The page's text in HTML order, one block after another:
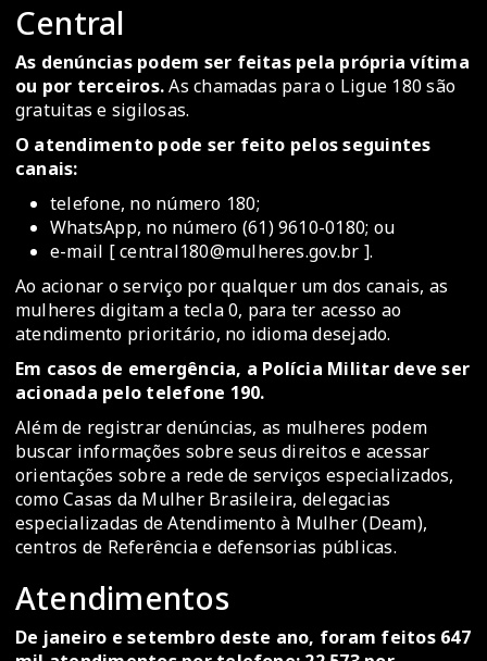
Central
As denúncias podem ser feitas pela própria vítima
ou por terceiros.As chamadas para o Ligue 180 são
gratuitas e sigilosas.
O atendimento pode ser feito pelos seguintes
canais:
telefone, no número 180;
WhatsApp, no número (61) 9610-0180; ou
e-mail [ central180@mulheres.gov.br ].
Ao acionar o serviço por qualquer um dos canais, as
mulheres digitam a tecla 0, para ter acesso ao
atendimento prioritário, no idioma desejado.
Em casos de emergência, a Polícia Militar deve ser
acionada pelo telefone 190.
Além de registrar denúncias, as mulheres podem
buscar informações sobre seus direitos e acessar
orientações sobre a rede de serviços especializados,
como Casas da Mulher Brasileira, delegacias
especializadas de Atendimento à Mulher (Deam),
centros de Referência e defensorias públicas.
Atendimentos
De janeiro e setembro deste ano, foram feitos 647